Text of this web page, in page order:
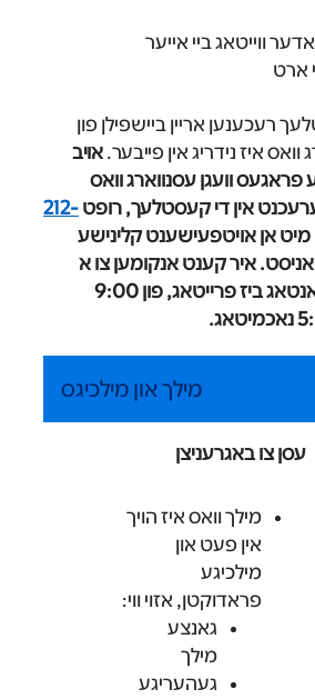
ווייטאג ביי אייער
אריין ביישפילן פון
איז נידריג אין פייבער.אויב
וועגן עסנווארג וואס
אין די קעסטלעך, רופט212-
אן אויטפעישענט קלינישע
איר קענט אנקומען צו א
שטאב מיטגליד מאנטאג ביז פרייטאג, פון 9:00
מילך און מילכיגס
עסן צו באגרעניצן
מילך וואס איז הויך
אין פעט און
מילכיגע
פראדוקטן, אזוי ווי:
גאנצע
מילך
געהעריגע